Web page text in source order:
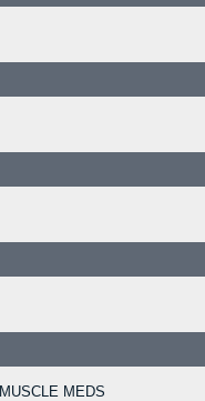
MUSCLE MEDS